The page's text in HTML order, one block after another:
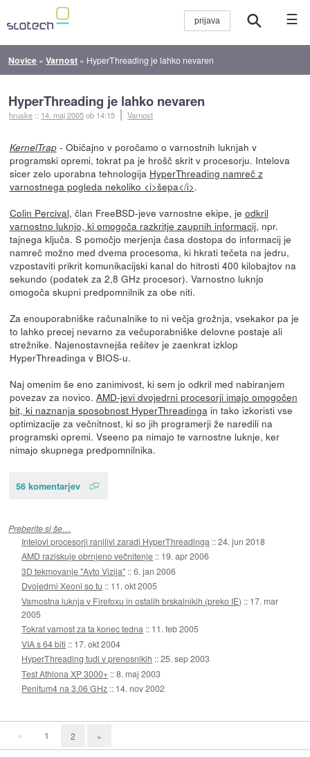
☰
Novice »Varnost » HyperThreading je lahko nevaren
HyperThreading je lahko nevaren
hruske :: 14. maj 2005ob 14:15 Varnost
KernelTrap- Običajno v poročamo o varnostnih luknjah v
programski opremi, tokrat pa je hrošč skrit v procesorju. Intelova
sicer zelo uporabna tehnologija HyperThreading namreč z
varnostnega pogleda nekoliko <i>šepa</i>.
Colin Percival, član FreeBSD-jeve varnostne ekipe, je odkril
varnostno luknjo, ki omogoča razkritje zaupnih informacij, npr.
tajnega ključa. S pomočjo merjenja časa dostopa do informacij je
namreč možno med dvema procesoma, ki hkrati tečeta na jedru,
vzpostaviti prikrit komunikacijski kanal do hitrosti 400 kilobajtov na
sekundo (podatek za 2,8 GHz procesor). Varnostno luknjo
omogoča skupni predpomnilnik za obe niti.
Za enouporabniške računalnike to ni večja grožnja, vsekakor pa je
to lahko precej nevarno za večuporabniške delovne postaje ali
strežnike. Najenostavnejša rešitev je zaenkrat izklop
HyperThreadinga v BIOS-u.
Naj omenim še eno zanimivost, ki sem jo odkril med nabiranjem
povezav za novico. AMD-jevi dvojedrni procesorji imajo omogočen
bit, ki naznanja sposobnost HyperThreadinga in tako izkoristi vse
optimizacije za večnitnost, ki so jih programerji že naredili na
programski opremi. Vseeno pa nimajo te varnostne luknje, ker
nimajo skupnega predpomnilnika.
56 komentarjev
Preberite si še…
Intelovi procesorji ranljivi zaradi HyperThreadinga ::24. jun 2018
AMD raziskuje obrnjeno večnitenje :: 19. apr 2006
3D tekmovanje "Avto Vizija" ::6. jan 2006
Dvojedrni Xeoni so tu :: 11. okt 2005
Varnostna luknja v Firefoxu in ostalih brskalnikih (preko IE) :: 17. mar
2005
Tokrat varnost za ta konec tedna :: 11. feb 2005
VIA s 64 biti :: 17. okt 2004
HyperThreading tudi v prenosnikih ::25. sep 2003
Test Athlona XP 3000+ ::8. maj 2003
Penitum4 na 3.06 GHz :: 14. nov 2002
« 1 2 »